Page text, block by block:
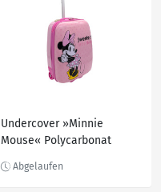
Undercover »Minnie
Mouse« Polycarbonat